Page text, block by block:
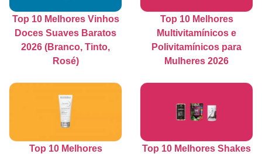
Top 10 Melhores Vinhos
Doces Suaves Baratos
2026 (Branco, Tinto,
Rosé)
Top 10 Melhores
Multivitamínicos e
Polivitamínicos para
Mulheres 2026
Top 10 Melhores
Top 10 Melhores Shakes